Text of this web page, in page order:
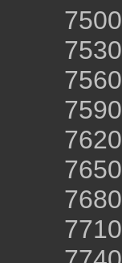
7500
7530
7560
7590
7620
7650
7680
7710